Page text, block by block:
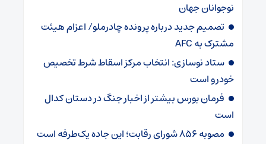
نوجوانان جهان
تصمیم جدید درباره پرونده چادرملو/ اعزام هیئت
مشترک به AFC
ستاد نوسازی: انتخاب مرکز اسقاط شرط تخصیص
خودرو است
فرمان بورس بیشتر از اخبار جنگ در دستان کدال
است
مصوبه ۸۵۶ شورای رقابت؛ این جاده یک‌طرفه است